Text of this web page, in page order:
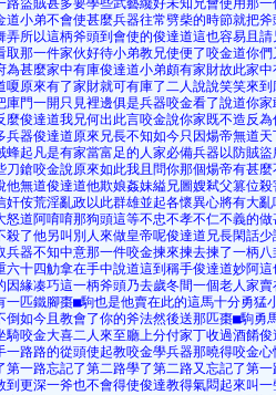
路盜賊甚多要學些武藝纔好未知兄會使用那
道小弟不會使甚麼兵器往常劈柴的時節就把
弄所以這柄斧頭到會使的俊達道這也容易且
取那一件家伙好待小弟教兄使便了咬金道你
為甚麼家中有庫俊達道小弟頗有家財故此家
嗄原來有了家財就可有庫了二人說說笑笑來
庫門一開只見裡邊俱是兵器咬金看了說道你
麼俊達道我兄何出此言咬金說你家既不造反
兵器俊達道原來兄長不知如今只因煬帝無道
蜂起凡是有家當富足的人家必備兵器以防賊
刀鎗咬金說原來如此我且問你那個煬帝有甚
他無道俊達道他欺娘姦妹縊兄圖嫂弒父篡位
奸侒荒淫亂政以此群雄並起各懷異心將有大
怒道阿唷唷那狗頭這等不忠不孝不仁不義的
殺了他另叫別人來做皇帝呢俊達道兄長閑話
兵器不知中意那一件咬金揀來揀去揀了一柄
六十四觔拿在手中說道這到稱手俊達道妙阿
因緣凑巧這一柄斧頭乃去歲冬間一個老人家
一匹鐵腳棗■駒也是他賣在此的這馬十分勇猛
倒如今且教會了你的斧法然後送那匹棗■駒勇
騎咬金大喜二人來至廳上分付家丁收過酒餚
一路路的從頭使起教咬金學兵器那曉得咬金
第一路忘記了第二路學了第二路又忘記了第
到更深一斧也不會得使俊達教得氣悶起來叫